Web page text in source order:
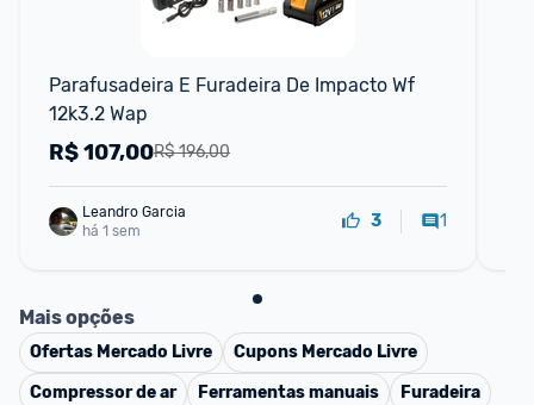
Parafusadeira E Furadeira De Impacto Wf
12k3.2 Wap
R$ 196,00
R$107,00
Leandro Garcia
há 1 sem
3 1
Mais opções
Ofertas Mercado Livre Cupons Mercado Livre
Compressor de ar
Ferramentas manuais
Furadeira